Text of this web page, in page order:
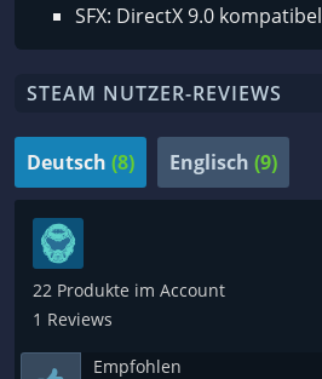
SFX: DirectX 9.0 kompatibel
STEAM NUTZER-REVIEWS
Deutsch (8) Englisch (9)
22 Produkte im Account
1 Reviews
Empfohlen